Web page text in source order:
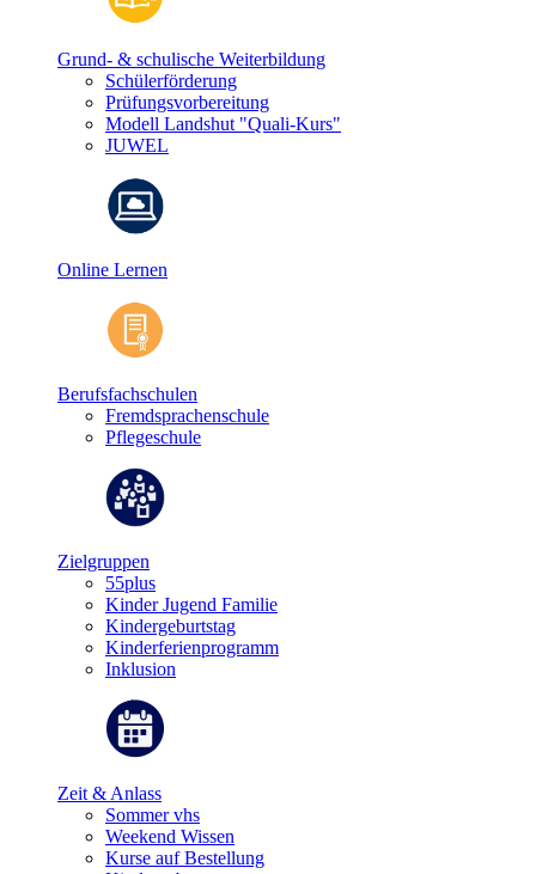
Grund- & schulische Weiterbildung
Schülerförderung
Prüfungsvorbereitung
Modell Landshut "Quali-Kurs"
JUWEL
Online Lernen
Berufsfachschulen
Fremdsprachenschule
Pflegeschule
Zielgruppen
55plus
Kinder Jugend Familie
Kindergeburtstag
Kinderferienprogramm
Inklusion
Zeit & Anlass
Sommer vhs
Weekend Wissen
Kurse auf Bestellung